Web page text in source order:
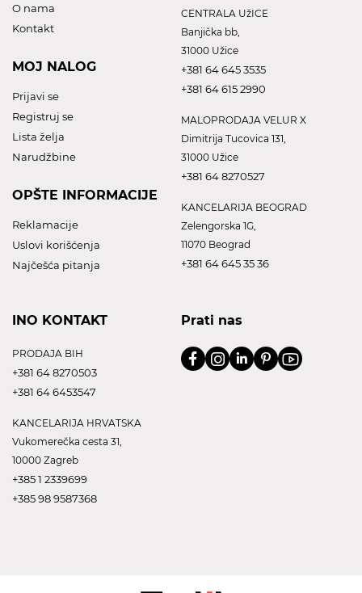
O nama
Kontakt
MOJ NALOG
Prijavi se
Registruj se
Lista želja
Narudžbine
OPŠTE INFORMACIJE
Reklamacije
Uslovi korišćenja
Najčešća pitanja
CENTRALA UžICE
Banjička bb,
31000 Užice
+381 64 645 3535
+381 64 615 2990
MALOPRODAJA VELUR X
Dimitrija Tucovica 131,
31000 Užice
+381 64 8270527
KANCELARIJA BEOGRAD
Zelengorska 1G,
11070 Beograd
+381 64 645 35 36
INO KONTAKT
PRODAJA BIH
+381 64 8270503
+381 64 6453547
KANCELARIJA HRVATSKA
Vukomerečka cesta 31,
10000 Zagreb
+385 1 2339699
+385 98 9587368
Prati nas